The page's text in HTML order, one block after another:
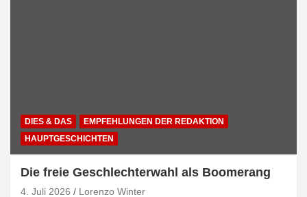
DIES & DAS
EMPFEHLUNGEN DER REDAKTION
HAUPTGESCHICHTEN
Die freie Geschlechterwahl als Boomerang
4. Juli 2026 Lorenzo Winter